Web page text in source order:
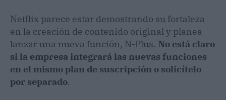
Netflix parece estar demostrando su fortaleza
en la creación de contenido original y planea
lanzar una nueva función, N-Plus. No está claro
si la empresa integrará las nuevas funciones
en el mismo plan de suscripción o solicítelo
por separado.